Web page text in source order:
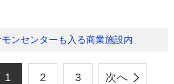
モンセンターも入る商業施設内
1 2 3 次へ